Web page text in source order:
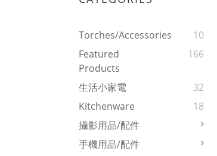
Torches/Accessories
10
Featured
Products
166
生活小家電
32
Kitchenware
18
攝影用品/配件
手機用品/配件